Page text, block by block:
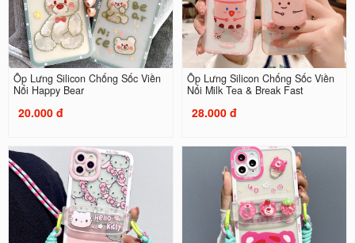
Ốp Lưng Silicon Chống Sốc Viền
Nổi Happy Bear
20.000 đ
Ốp Lưng Silicon Chống Sốc Viền
Nổi Milk Tea & Break Fast
28.000 đ